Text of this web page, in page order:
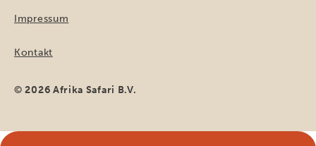
Impressum
Kontakt
© 2026 Afrika Safari B.V.